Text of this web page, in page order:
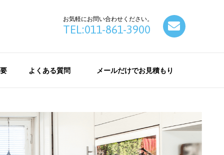
お気軽にお問い合わせください。
TEL:011-861-3900
よくある質問 メールだけでお見積もり